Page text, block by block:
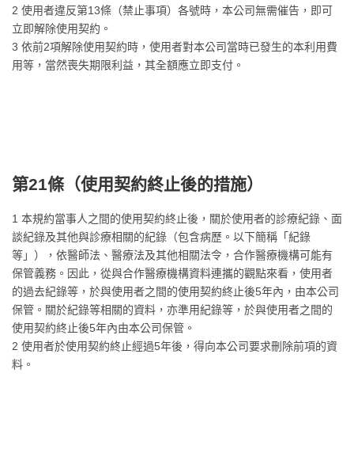
2 使用者違反第13條（禁止事項）各號時，本公司無需催告，即可
立即解除使用契約。
3 依前2項解除使用契約時，使用者對本公司當時已發生的本利用費
用等，當然喪失期限利益，其全額應立即支付。
第21條（使用契約終止後的措施）
1 本規約當事人之間的使用契約終止後，關於使用者的診療紀錄、面
談紀錄及其他與診療相關的紀錄（包含病歷。以下簡稱「紀錄
等」），依醫師法、醫療法及其他相關法令，合作醫療機構可能有
保管義務。因此，從與合作醫療機構資料連攜的觀點來看，使用者
的過去紀錄等，於與使用者之間的使用契約終止後5年內，由本公司
保管。關於紀錄等相關的資料，亦準用紀錄等，於與使用者之間的
使用契約終止後5年內由本公司保管。
2 使用者於使用契約終止經過5年後，得向本公司要求刪除前項的資
料。